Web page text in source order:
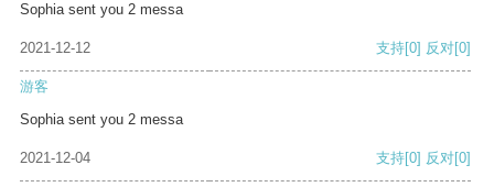
Sophia sent you 2 messa
2021-12-12 支持[0] 反对[0]
游客
Sophia sent you 2 messa
2021-12-04 支持[0] 反对[0]